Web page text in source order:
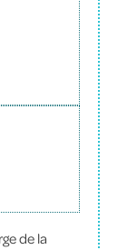
de la